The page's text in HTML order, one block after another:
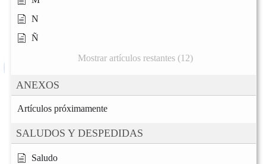
N
Ñ
Mostrar artículos restantes (12)
ANEXOS
Artículos próximamente
SALUDOS Y DESPEDIDAS
Saludo